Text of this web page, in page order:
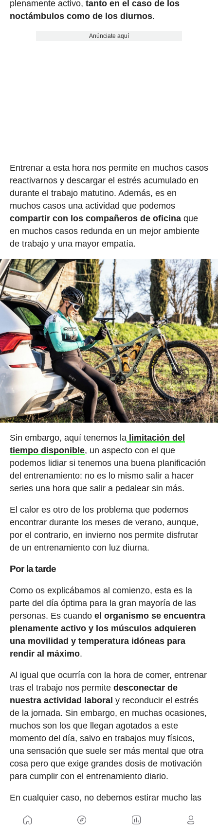
plenamente activo, tanto en el caso de los
noctámbulos como de los diurnos.
Anúnciate aquí
Entrenar a esta hora nos permite en muchos casos
reactivarnos y descargar el estrés acumulado en
durante el trabajo matutino. Además, es en
muchos casos una actividad que podemos
compartir con los compañeros de oficinaque
en muchos casos redunda en un mejor ambiente
de trabajo y una mayor empatía.
Sin embargo, aquí tenemos la limitación del
tiempo disponible, un aspecto con el que
podemos lidiar si tenemos una buena planificación
del entrenamiento: no es lo mismo salir a hacer
series una hora que salir a pedalear sin más.
El calor es otro de los problema que podemos
encontrar durante los meses de verano, aunque,
por el contrario, en invierno nos permite disfrutar
de un entrenamiento con luz diurna.
Por la tarde
Como os explicábamos al comienzo, esta es la
parte del día óptima para la gran mayoría de las
personas. Es cuando el organismo se encuentra
plenamente activo y los músculos adquieren
una movilidad y temperatura idóneas para
rendir al máximo.
Al igual que ocurría con la hora de comer, entrenar
tras el trabajo nos permite desconectar de
nuestra actividad laboral y reconducir el estrés
de la jornada. Sin embargo, en muchas ocasiones,
muchos son los que llegan agotados a este
momento del día, salvo en trabajos muy físicos,
una sensación que suele ser más mental que otra
cosa pero que exige grandes dosis de motivación
para cumplir con el entrenamiento diario.
En cualquier caso, no debemos estirar mucho las
organismo baje el nivel de activación tras entrenar